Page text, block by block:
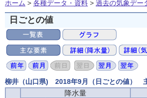
ホーム > 各種データ・資料 > 過去の気象デー
日ごとの値
柳井（山口県) 2018年9月（日ごとの値）
降水量